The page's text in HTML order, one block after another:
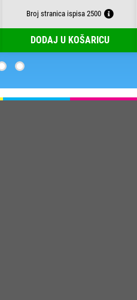
Broj stranica ispisa 2500
DODAJ U KOŠARICU